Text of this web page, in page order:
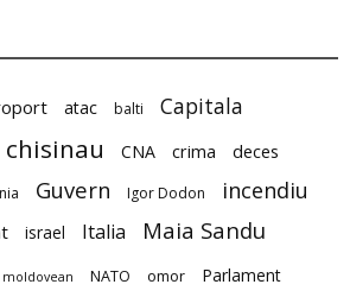
atac balti Capitala
chisinau CNA crima deces
Guvern Igor Dodon incendiu
israel Italia Maia Sandu
moldovean NATO omor Parlament